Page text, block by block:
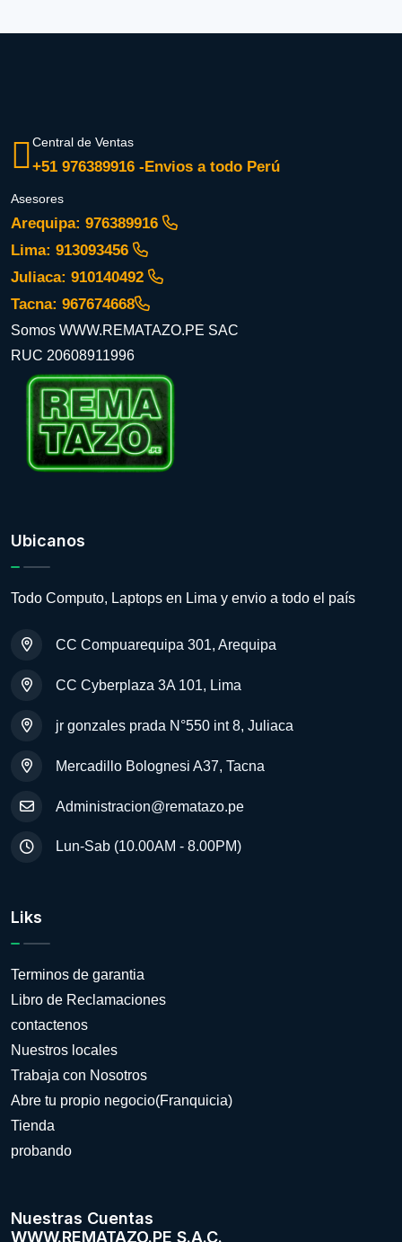
Central de Ventas
+51 976389916 -Envios a todo Perú
Asesores
Arequipa: 976389916
Lima: 913093456
Juliaca: 910140492
Tacna: 967674668
Somos WWW.REMATAZO.PE SAC
RUC 20608911996
Ubicanos
Todo Computo, Laptops en Lima y envio a todo el país
CC Compuarequipa 301, Arequipa
CC Cyberplaza 3A 101, Lima
jr gonzales prada N°550 int 8, Juliaca
Mercadillo Bolognesi A37, Tacna
Administracion@rematazo.pe
Lun-Sab (10.00AM - 8.00PM)
Liks
Terminos de garantia
Libro de Reclamaciones
contactenos
Nuestros locales
Trabaja con Nosotros
Abre tu propio negocio(Franquicia)
Tienda
probando
Nuestras Cuentas
WWW.REMATAZO.PE S.A.C.